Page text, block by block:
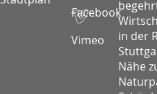
Facebook
Vimeo
in der
Nähe